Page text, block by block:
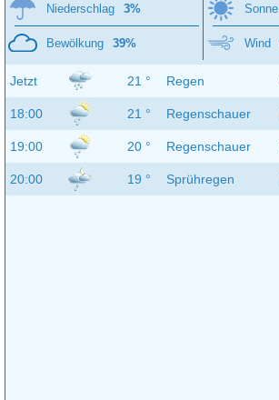
Niederschlag 3%
Bewölkung 39%
Sonne
Wind
Jetzt 21 ° Regen
18:00 21 ° Regenschauer
19:00 20 ° Regenschauer
20:00 19 ° Sprühregen